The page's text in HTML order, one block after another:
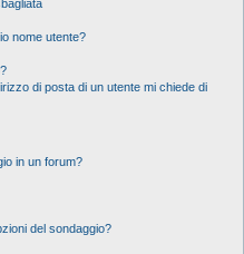
nome utente?
di posta di un utente mi chiede di
in un forum?
del sondaggio?